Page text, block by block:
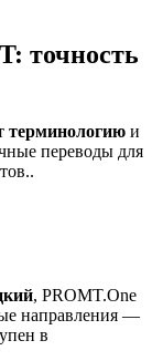
точность
терминологию и
переводы для
, PROMT.One
направления —
в